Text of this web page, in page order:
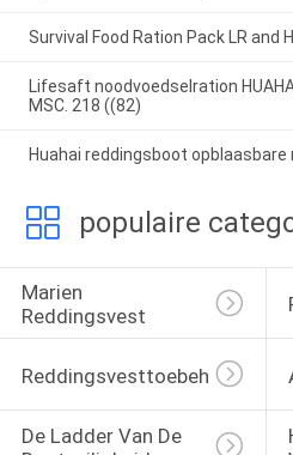
Survival Food Ration Pack LR and
Lifesaft noodvoedselration
MSC. 218 ((82)
Huahai reddingsboot
populaire
Marien
Reddingsvest
Reddingsvesttoebehoren
De Ladder Van De